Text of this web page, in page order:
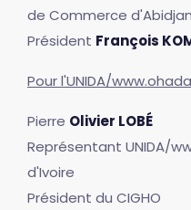
de Commerce
Président François
Pour l'UNIDA/
Pierre Olivier LOBÉ
Représentant UNIDA/
d'Ivoire
Président du CIGHO